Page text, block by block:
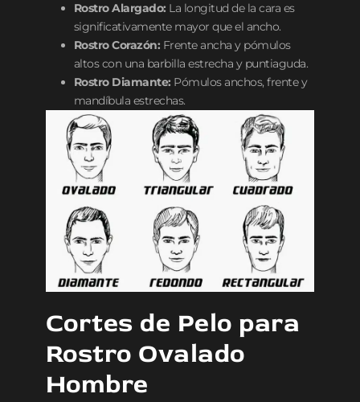
Rostro Alargado: La longitud de la cara es
significativamente mayor que el ancho.
Rostro Corazón: Frente ancha y pómulos
altos con una barbilla estrecha y puntiaguda.
Rostro Diamante: Pómulos anchos, frente y
mandíbula estrechas.
Cortes de Pelo para
Rostro Ovalado
Hombre